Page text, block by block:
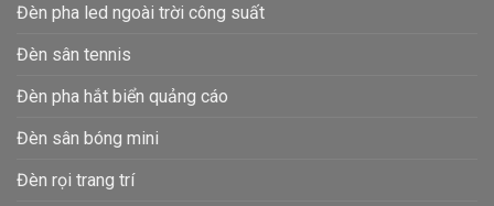
Đèn pha led ngoài trời công suất
Đèn sân tennis
Đèn pha hắt biển quảng cáo
Đèn sân bóng mini
Đèn rọi trang trí